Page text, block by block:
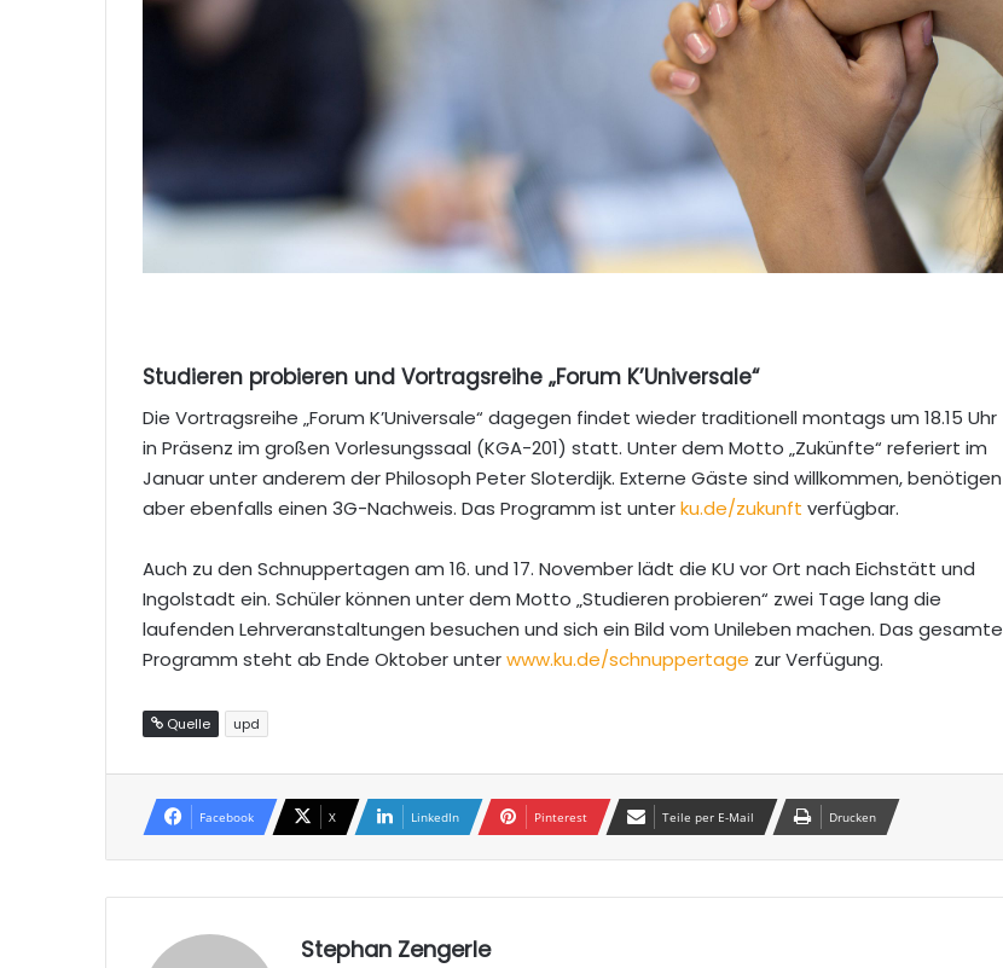
Studieren probieren und Vortragsreihe „Forum K’Universale“
Die Vortragsreihe „Forum K’Universale“ dagegen findet wieder traditionell montags um 18.15 Uhr
in Präsenz im großen Vorlesungssaal (KGA-201) statt. Unter dem Motto „Zukünfte“ referiert im
Januar unter anderem der Philosoph Peter Sloterdijk. Externe Gäste sind willkommen, benötigen
aber ebenfalls einen 3G-Nachweis. Das Programm ist unterku.de/zukunft verfügbar.
Auch zu den Schnuppertagen am 16. und 17. November lädt die KU vor Ort nach Eichstätt und
Ingolstadt ein. Schüler können unter dem Motto „Studieren probieren“ zwei Tage lang die
laufenden Lehrveranstaltungen besuchen und sich ein Bild vom Unileben machen. Das gesamte
Programm steht ab Ende Oktober unterwww.ku.de/schnuppertage zur Verfügung.
Quelle upd
Facebook X LinkedIn Pinterest Teile per E-Mail Drucken
Stephan Zengerle